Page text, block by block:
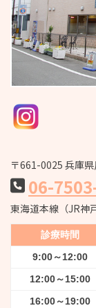
〒661-0025 兵庫
06-
東海道本線（JR神
診療時間
9:00～12:00
12:00～15:00
16:00～19:00